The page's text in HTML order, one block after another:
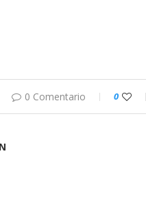
0 Comentario 0